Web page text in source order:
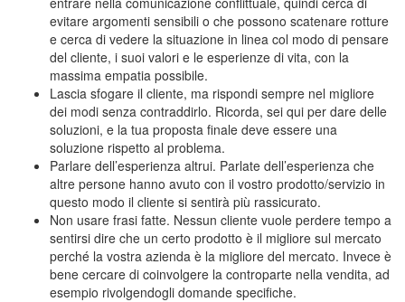
evitare argomenti sensibili o che possono scatenare rotture
e cerca di vedere la situazione in linea col modo di pensare
del cliente, i suoi valori e le esperienze di vita, con la
massima empatia possibile.
Lascia sfogare il cliente, ma rispondi sempre nel migliore
dei modi senza contraddirlo. Ricorda, sei qui per dare delle
soluzioni, e la tua proposta finale deve essere una
soluzione rispetto al problema.
Parlare dell’esperienza altrui. Parlate dell’esperienza che
altre persone hanno avuto con il vostro prodotto/servizio in
questo modo il cliente si sentirà più rassicurato.
Non usare frasi fatte. Nessun cliente vuole perdere tempo a
sentirsi dire che un certo prodotto è il migliore sul mercato
perché la vostra azienda è la migliore del mercato. Invece è
bene cercare di coinvolgere la controparte nella vendita, ad
esempio rivolgendogli domande specifiche.